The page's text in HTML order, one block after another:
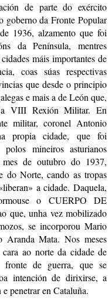
de parte do exército
goberno da Fronte Popular
1936, alzamento que foi
da Península, mentres
máis importantes de
coas súas respectivas
que desde o principio
e mais a de León que,
a VIII Rexión Militar. En
militar, coronel Antonio
propia cidade, que foi
polos mineiros asturianos
de outubro do 1937,
do Norte, cando as tropas
a cidade. Daquela,
o CUERPO DE
que, unha vez mobilizado
se incorporou Mario
Mata. Nos meses
ao norte da cidade de
de guerra, que se
intención de dirixirse, a
penetrar en Cataluña.